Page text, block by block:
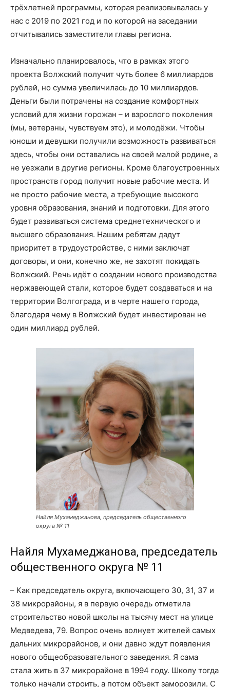
трёхлетней программы, которая реализовывалась у
нас с 2019 по 2021 год и по которой на заседании
отчитывались заместители главы региона.
Изначально планировалось, что в рамках этого
проекта Волжский получит чуть более 6 миллиардов
рублей, но сумма увеличилась до 10 миллиардов.
Деньги были потрачены на создание комфортных
условий для жизни горожан – и взрослого поколения
(мы, ветераны, чувствуем это), и молодёжи. Чтобы
юноши и девушки получили возможность развиваться
здесь, чтобы они оставались на своей малой родине, а
не уезжали в другие регионы. Кроме благоустроенных
пространств город получит новые рабочие места. И
не просто рабочие места, а требующие высокого
уровня образования, знаний и подготовки. Для этого
будет развиваться система среднетехнического и
высшего образования. Нашим ребятам дадут
приоритет в трудоустройстве, с ними заключат
договоры, и они, конечно же, не захотят покидать
Волжский. Речь идёт о создании нового производства
нержавеющей стали, которое будет создаваться и на
территории Волгограда, и в черте нашего города,
благодаря чему в Волжский будет инвестирован не
один миллиард рублей.
Найля Мухамеджанова, председатель общественного
округа № 11
Найля Мухамеджанова, председатель
общественного округа № 11
– Как председатель округа, включающего 30, 31, 37 и
38 микрорайоны, я в первую очередь отметила
строительство новой школы на тысячу мест на улице
Медведева, 79. Вопрос очень волнует жителей самых
дальних микрорайонов, и они давно ждут появления
нового общеобразовательного заведения. Я сама
стала жить в 37 микрорайоне в 1994 году. Школу тогда
только начали строить, а потом объект заморозили. С